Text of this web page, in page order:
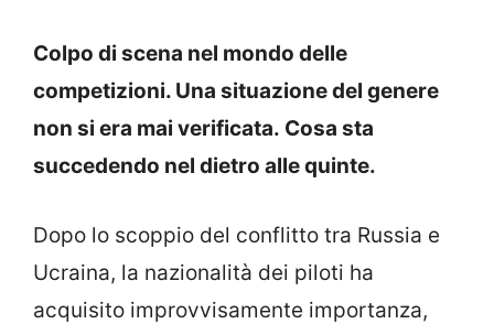
Colpo di scena nel mondo delle
competizioni. Una situazione del genere
non si era mai verificata. Cosa sta
succedendo nel dietro alle quinte.
Dopo lo scoppio del conflitto tra Russia e
Ucraina, la nazionalità dei piloti ha
acquisito improvvisamente importanza,